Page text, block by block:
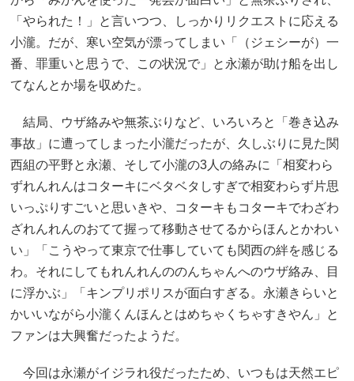
「やられた！」と言いつつ、しっかりリクエストに応える
小瀧。だが、寒い空気が漂ってしまい「（ジェシーが）一
番、罪重いと思うで、この状況で」と永瀬が助け船を出し
てなんとか場を収めた。
結局、ウザ絡みや無茶ぶりなど、いろいろと「巻き込み
事故」に遭ってしまった小瀧だったが、久しぶりに見た関
西組の平野と永瀬、そして小瀧の3人の絡みに「相変わら
ずれんれんはコターキにベタベタしすぎで相変わらず片思
いっぷりすごいと思いきや、コターキもコターキでわざわ
ざれんれんのおてて握って移動させてるからほんとかわい
い」「こうやって東京で仕事していても関西の絆を感じる
わ。それにしてもれんれんののんちゃんへのウザ絡み、目
に浮かぶ」「キンプリポリスが面白すぎる。永瀬きらいと
かいいながら小瀧くんほんとはめちゃくちゃすきやん」と
ファンは大興奮だったようだ。
今回は永瀬がイジラれ役だったため、いつもは天然エピ